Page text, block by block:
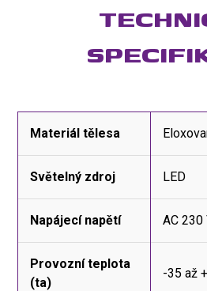
Materiál tělesa
Světelný zdroj LED
Napájecí napětí AC
Provozní teplota
(ta)
-35 až